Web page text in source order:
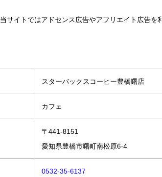
当サイトではアドセンス広告やアフリエイト広告を
スターバックスコーヒー豊橋曙店
カフェ
〒441-8151
愛知県豊橋市曙町南松原6-4
0532-35-6137